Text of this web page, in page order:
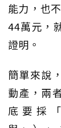
能力，也
44萬元，
證明。
簡單來說
動產，兩
底要採